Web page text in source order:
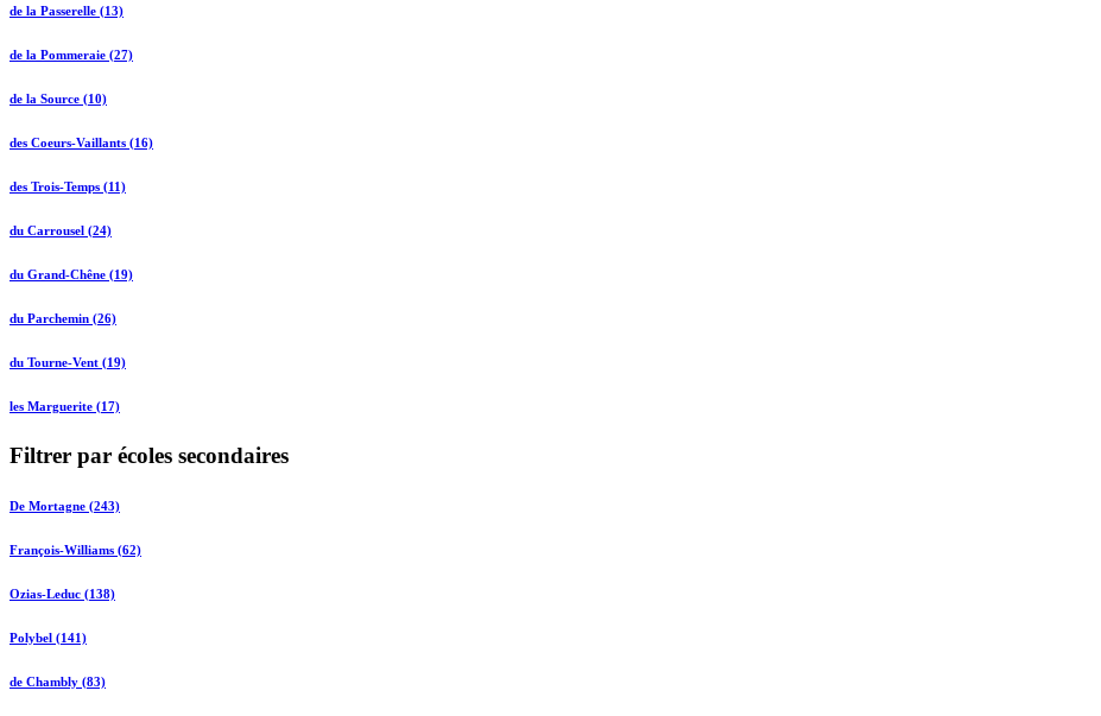
de la Passerelle (13)
de la Pommeraie (27)
de la Source (10)
des Coeurs-Vaillants (16)
des Trois-Temps (11)
du Carrousel (24)
du Grand-Chêne (19)
du Parchemin (26)
du Tourne-Vent (19)
les Marguerite (17)
Filtrer par écoles secondaires
De Mortagne (243)
François-Williams (62)
Ozias-Leduc (138)
Polybel (141)
de Chambly (83)